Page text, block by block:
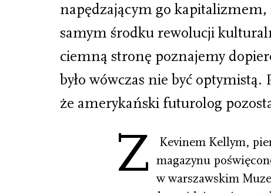
napędzającym go kapitalizmem,
samym środku rewolucji
ciemną stronę poznajemy
było wówczas nie być
że amerykański futurolog
Z
Kevinem Kellym,
magazynu
w warszawskim